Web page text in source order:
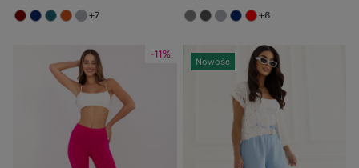
+7 +6
-11%
Nowość